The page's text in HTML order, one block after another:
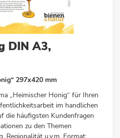
DIN A3,
297x420 mm
„Heimischer Honig“ für Ihren
im handlichen
die häufigsten Kundenfragen
zu den Themen
Regionalität u.v.m. Format: